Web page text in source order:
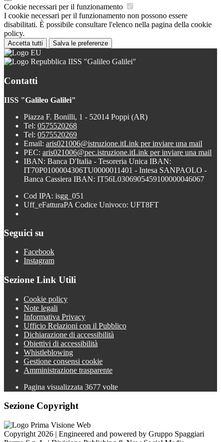
Cookie necessari per il funzionamento
I cookie necessari per il funzionamento non possono essere
disabilitati. È possibile consultare l'elenco nella pagina della cookie
policy.
Accetta tutti Salva le preferenze
IISS "Galileo Galilei"
Contatti
IISS "Galileo Galilei"
Piazza F. Bonilli, 1 - 52014 Poppi (AR)
Tel: 0575520268
Tel: 0575520269
Email: aris021006@istruzione.itLink per inviare una mail
PEC: aris021006@pec.istruzione.itLink per inviare una mail
IBAN: Banca D'Italia - Tesoreria Unica IBAN:
IT70P0100004306TU0000011401 - Intesa SANPAOLO -
Banca Cassiera IBAN: IT56L0306905459100000046067
Cod IPA: isgg_051
Uff_eFatturaPA Codice Univoco: UFT8FT
Seguici su
Facebook
Instagram
Sezione Link Utili
Cookie policy
Note legali
Informativa Privacy
Ufficio Relazioni con il Pubblico
Dichiarazione di accessibilità
Obiettivi di accessibilità
Whistleblowing
Gestione consensi cookie
Amministrazione trasparente
Pagina visualizzata 3677 volte
Sezione Copyright
Copyright 2026 | Engineered and powered by Gruppo Spaggiari